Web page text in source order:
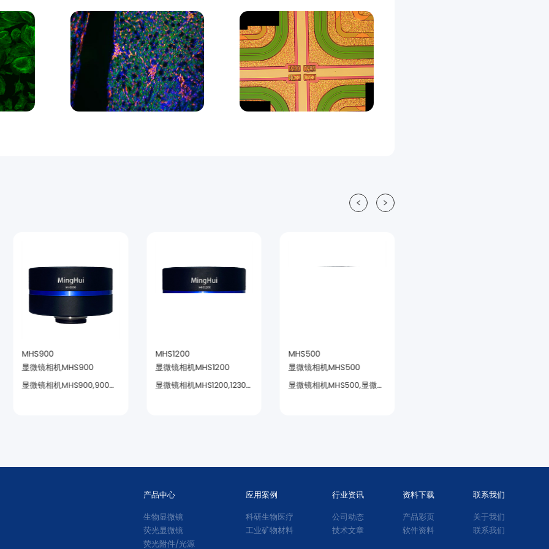
MHS900
显微镜相机MHS900
MHS1200
显微镜相机MHS1200
MHS500
显微镜相机MHS500
产品中心
生物显微镜
荧光显微镜
荧光附件/光源
应用案例
科研生物医疗
工业矿物材料
行业资讯
公司动态
技术文章
资料下载
产品彩页
软件资料
联系我们
关于我们
联系我们